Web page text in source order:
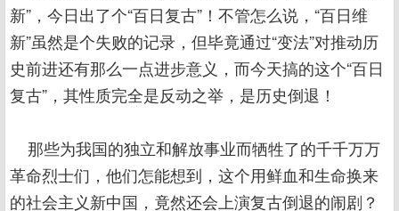
新”，今日出了个“百日复古”！不管怎么说，“百日维
新”虽然是个失败的记录，但毕竟通过“变法”对推动历
史前进还有那么一点进步意义，而今天搞的这个“百日
复古”，其性质完全是反动之举，是历史倒退！
那些为我国的独立和解放事业而牺牲了的千千万万
革命烈士们，他们怎能想到，这个用鲜血和生命换来
的社会主义新中国，竟然还会上演复古倒退的闹剧？